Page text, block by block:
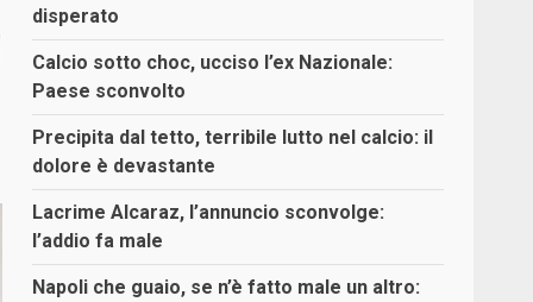
disperato
Calcio sotto choc, ucciso l’ex Nazionale:
Paese sconvolto
Precipita dal tetto, terribile lutto nel calcio: il
dolore è devastante
Lacrime Alcaraz, l’annuncio sconvolge:
l’addio fa male
Napoli che guaio, se n’è fatto male un altro: